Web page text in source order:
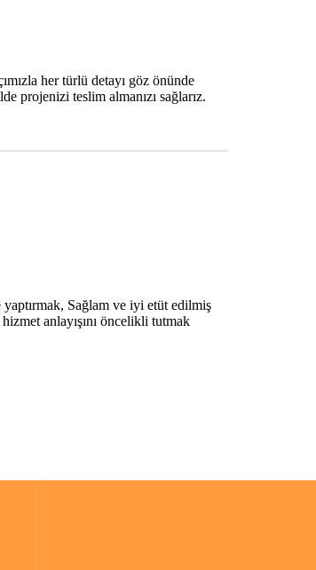
her türlü detayı göz önünde
projenizi teslim almanızı sağlarız.
yaptırmak, Sağlam ve iyi etüt edilmiş
anlayışını öncelikli tutmak